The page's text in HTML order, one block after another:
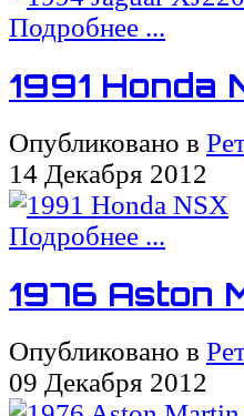
Подробнее ...
1991 Honda
Опубликовано в
14 Декабря 2012
Подробнее ...
1976 Aston
Опубликовано в
09 Декабря 2012